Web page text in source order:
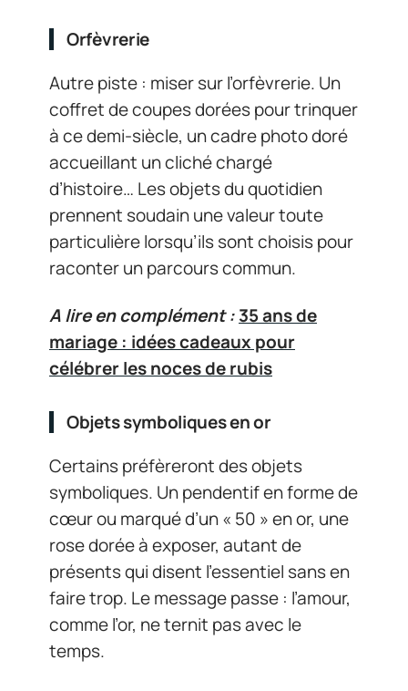
Orfèvrerie
Autre piste : miser sur l’orfèvrerie. Un
coffret de coupes dorées pour trinquer
à ce demi-siècle, un cadre photo doré
accueillant un cliché chargé
d’histoire… Les objets du quotidien
prennent soudain une valeur toute
particulière lorsqu’ils sont choisis pour
raconter un parcours commun.
A lire en complément :35 ans de
mariage : idées cadeaux pour
célébrer les noces de rubis
Objets symboliques en or
Certains préfèreront des objets
symboliques. Un pendentif en forme de
cœur ou marqué d’un « 50 » en or, une
rose dorée à exposer, autant de
présents qui disent l’essentiel sans en
faire trop. Le message passe : l’amour,
comme l’or, ne ternit pas avec le
temps.